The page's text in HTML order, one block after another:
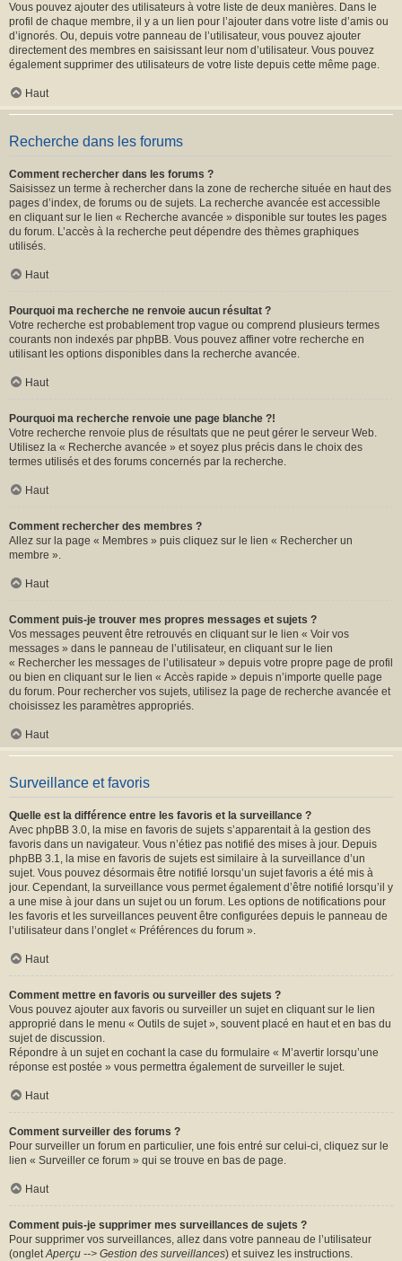
Vous pouvez ajouter des utilisateurs à votre liste de deux manières. Dans le
profil de chaque membre, il y a un lien pour l’ajouter dans votre liste d’amis ou
d’ignorés. Ou, depuis votre panneau de l’utilisateur, vous pouvez ajouter
directement des membres en saisissant leur nom d’utilisateur. Vous pouvez
également supprimer des utilisateurs de votre liste depuis cette même page.
Haut
Recherche dans les forums
Comment rechercher dans les forums ?
Saisissez un terme à rechercher dans la zone de recherche située en haut des
pages d’index, de forums ou de sujets. La recherche avancée est accessible
en cliquant sur le lien « Recherche avancée » disponible sur toutes les pages
du forum. L’accès à la recherche peut dépendre des thèmes graphiques
utilisés.
Haut
Pourquoi ma recherche ne renvoie aucun résultat ?
Votre recherche est probablement trop vague ou comprend plusieurs termes
courants non indexés par phpBB. Vous pouvez affiner votre recherche en
utilisant les options disponibles dans la recherche avancée.
Haut
Pourquoi ma recherche renvoie une page blanche ?!
Votre recherche renvoie plus de résultats que ne peut gérer le serveur Web.
Utilisez la « Recherche avancée » et soyez plus précis dans le choix des
termes utilisés et des forums concernés par la recherche.
Haut
Comment rechercher des membres ?
Allez sur la page « Membres » puis cliquez sur le lien « Rechercher un
membre ».
Haut
Comment puis-je trouver mes propres messages et sujets ?
Vos messages peuvent être retrouvés en cliquant sur le lien « Voir vos
messages » dans le panneau de l’utilisateur, en cliquant sur le lien
« Rechercher les messages de l’utilisateur » depuis votre propre page de profil
ou bien en cliquant sur le lien « Accès rapide » depuis n’importe quelle page
du forum. Pour rechercher vos sujets, utilisez la page de recherche avancée et
choisissez les paramètres appropriés.
Haut
Surveillance et favoris
Quelle est la différence entre les favoris et la surveillance ?
Avec phpBB 3.0, la mise en favoris de sujets s’apparentait à la gestion des
favoris dans un navigateur. Vous n’étiez pas notifié des mises à jour. Depuis
phpBB 3.1, la mise en favoris de sujets est similaire à la surveillance d’un
sujet. Vous pouvez désormais être notifié lorsqu’un sujet favoris a été mis à
jour. Cependant, la surveillance vous permet également d’être notifié lorsqu’il y
a une mise à jour dans un sujet ou un forum. Les options de notifications pour
les favoris et les surveillances peuvent être configurées depuis le panneau de
l’utilisateur dans l’onglet « Préférences du forum ».
Haut
Comment mettre en favoris ou surveiller des sujets ?
Vous pouvez ajouter aux favoris ou surveiller un sujet en cliquant sur le lien
approprié dans le menu « Outils de sujet », souvent placé en haut et en bas du
sujet de discussion.
Répondre à un sujet en cochant la case du formulaire « M’avertir lorsqu’une
réponse est postée » vous permettra également de surveiller le sujet.
Haut
Comment surveiller des forums ?
Pour surveiller un forum en particulier, une fois entré sur celui-ci, cliquez sur le
lien « Surveiller ce forum » qui se trouve en bas de page.
Haut
Comment puis-je supprimer mes surveillances de sujets ?
Pour supprimer vos surveillances, allez dans votre panneau de l’utilisateur
(ongletAperçu --> Gestion des surveillances) et suivez les instructions.